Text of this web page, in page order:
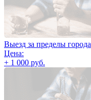
Выезд за пределы города
Цена:
+ 1 000 руб.